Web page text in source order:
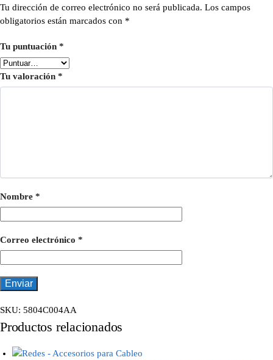
Tu dirección de correo electrónico no será publicada. Los campos
obligatorios están marcados con *
Tu puntuación *
Tu valoración *
Nombre *
Correo electrónico *
SKU: 5804C004AA
Productos relacionados